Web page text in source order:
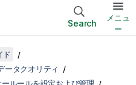
Search
メニュ
ー
ド
ータクオリティ